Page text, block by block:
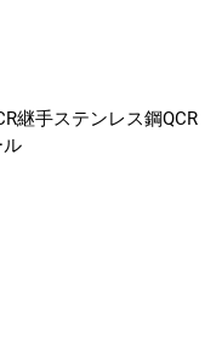
継手ステンレス鋼QCR
ル